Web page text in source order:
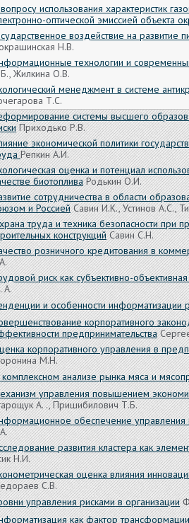
использования характеристик
оптической эмиссией объекта
воздействие на
Н.В.
технологии и
Жилкина О.В.
менеджмент в системе
Т.С.
системы высшего
Приходько Р.В.
экономической политики
Репкин А.И.
оценка и потенциал
биотопливаРодькин О.И.
сотрудничества в области
и РоссиейСавин И.К., Устинов А.С.,
труда и техника безопасности при
конструкцийСавин С.Н.
розничного кредитования в
риск как субъективно-
А.
и особенности информатизации
корпоративного
предпринимательства
корпоративного управления в
М.Н.
анализе рынка мяса и
управления повышением
А. ., Пришибилович Т.Б.
обеспечение управления
развития кластера как
Н.И.
оценка влияния
С.В.
управления рисками в организации
как фактор